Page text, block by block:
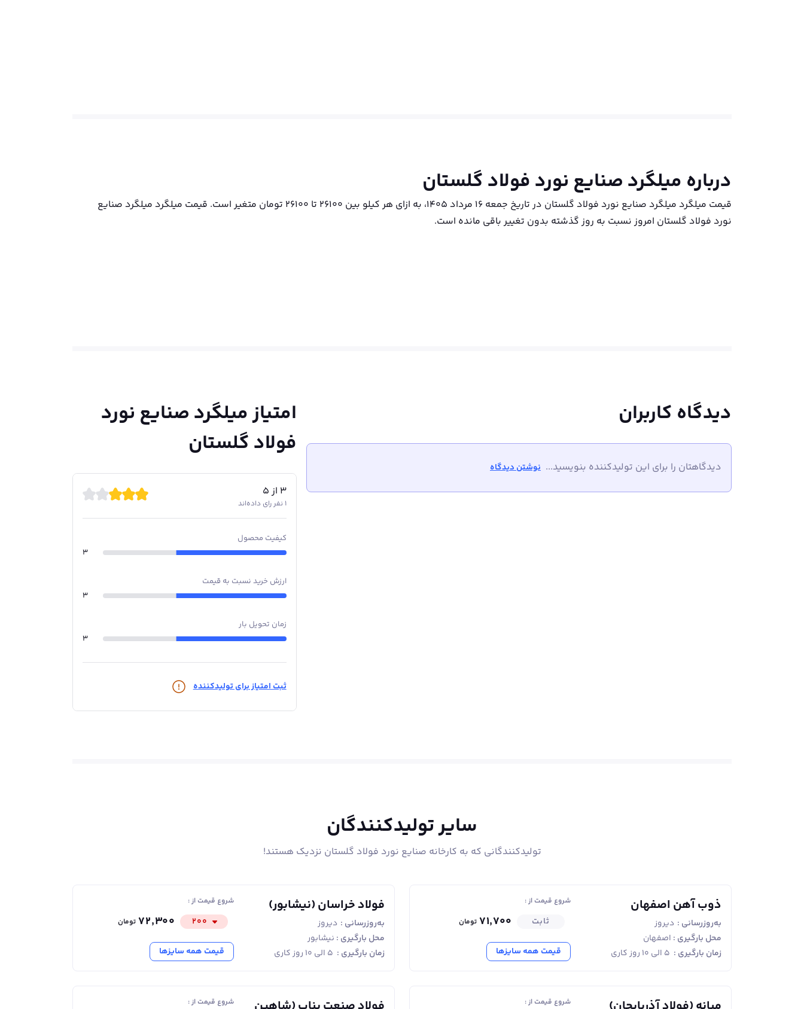
درباره میلگرد صنایع نورد فولاد گلستان
قیمت میلگرد میلگرد صنایع نورد فولاد گلستان در تاریخ جمعه ۱۶ مرداد ۱۴۰۵، به ازای هر کیلو بین 26100 تا 26100 تومان متغیر است. قیمت میلگرد میلگرد صنایع
نورد فولاد گلستان امروز نسبت به روز گذشته بدون تغییر باقی مانده است.
دیدگاه کاربران
دیدگاهتان را برای این تولیدکننده بنویسید... نوشتن دیدگاه
امتیازمیلگرد صنایع نورد
فولاد گلستان
3 از 5
1 نفر رای داده‌اند
کیفیت محصول
3
ارزش خرید نسبت به قیمت
3
زمان تحویل بار
3
ثبت امتیاز برای تولیدکننده
سایر تولیدکنندگان
تولیدکنندگانی که به کارخانه صنایع نورد فولاد گلستان نزدیک هستند!
ذوب آهن اصفهان
به‌روزرسانی : دیروز
محل بارگیری : اصفهان
زمان بارگیری : ۵ الی ۱۰ روز کاری
شروع قیمت از :
۷۱٬۷۰۰ تومان ثابت
قیمت همه سایزها
فولاد خراسان (نیشابور)
به‌روزرسانی : دیروز
محل بارگیری : نیشابور
زمان بارگیری : ۵ الی ۱۰ روز کاری
شروع قیمت از :
۷۲٬۳۰۰ تومان ۲۰۰
قیمت همه سایزها
شروع قیمت از : شروع قیمت از :